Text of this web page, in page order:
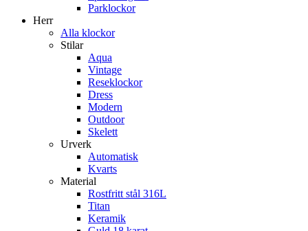
Parklockor
Herr
Alla klockor
Stilar
Aqua
Vintage
Reseklockor
Dress
Modern
Outdoor
Skelett
Urverk
Automatisk
Kvarts
Material
Rostfritt stål 316L
Titan
Keramik